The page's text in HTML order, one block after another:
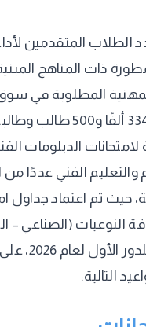
الطلاب المتقدمين
ذات المناهج
المطلوبة في
والبالغ عددهم نحو 334 ألفًا
لامتحانات الدبلومات
والتعليم الفني عددًا
حيث تم اعتماد جداول
النوعيات (الصناعي –
التجاري –
التالية: